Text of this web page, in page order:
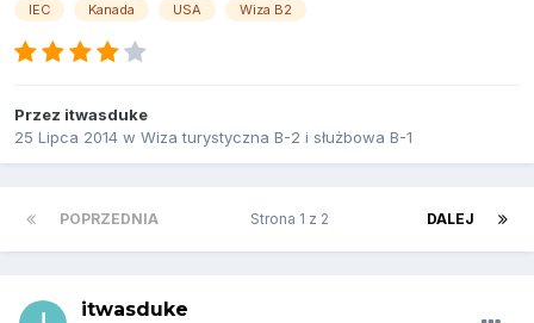
IEC Kanada USA Wiza B2
Przez itwasduke
25 Lipca 2014 w Wiza turystyczna B-2 i służbowa B-1
POPRZEDNIA DALEJ
Strona 1 z 2
itwasduke